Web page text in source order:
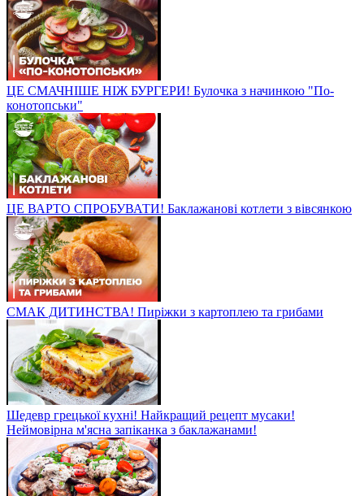
ЦЕ СМАЧНІШЕ НІЖ БУРГЕРИ! Булочка з начинкою "По-
конотопськи"
ЦЕ ВАРТО СПРОБУВАТИ! Баклажанові котлети з вівсянкою
СМАК ДИТИНСТВА! Пиріжки з картоплею та грибами
Шедевр грецької кухні! Найкращий рецепт мусаки!
Неймовірна м'ясна запіканка з баклажанами!